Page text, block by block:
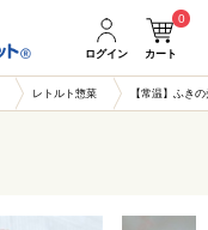
ログイン カート
0
レトルト惣菜 【常温】ふき